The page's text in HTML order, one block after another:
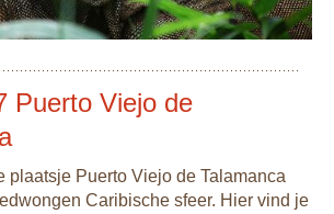
Puerto Viejo de
plaatsje Puerto Viejo de Talamanca
Caribische sfeer. Hier vind je